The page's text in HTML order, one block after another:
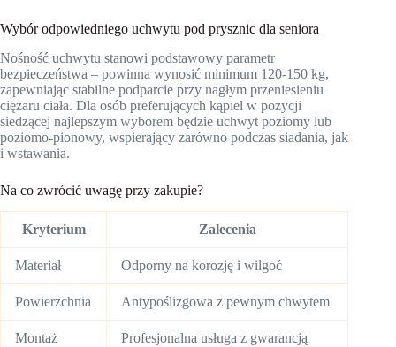
Wybór odpowiedniego uchwytu pod prysznic dla seniora
Nośność uchwytu stanowi podstawowy parametr
bezpieczeństwa – powinna wynosić minimum 120-150 kg,
zapewniając stabilne podparcie przy nagłym przeniesieniu
ciężaru ciała. Dla osób preferujących kąpiel w pozycji
siedzącej najlepszym wyborem będzie uchwyt poziomy lub
poziomo-pionowy, wspierający zarówno podczas siadania, jak
i wstawania.
Na co zwrócić uwagę przy zakupie?
Kryterium Zalecenia
Materiał Odporny na korozję i wilgoć
Powierzchnia Antypoślizgowa z pewnym chwytem
Montaż Profesjonalna usługa z gwarancją